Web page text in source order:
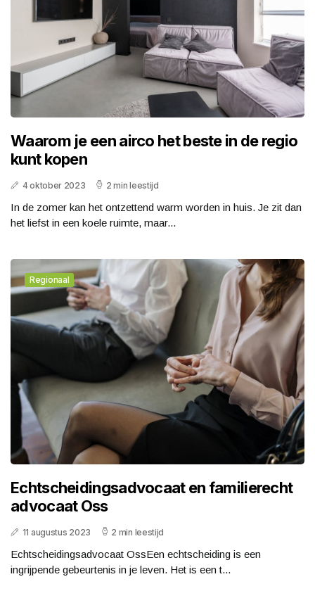
Waarom je een airco het beste in de regio
kunt kopen
4 oktober 2023 2 min leestijd
In de zomer kan het ontzettend warm worden in huis. Je zit dan
het liefst in een koele ruimte, maar...
Regionaal
Echtscheidingsadvocaat en familierecht
advocaat Oss
11 augustus 2023 2 min leestijd
Echtscheidingsadvocaat OssEen echtscheiding is een
ingrijpende gebeurtenis in je leven. Het is een t...